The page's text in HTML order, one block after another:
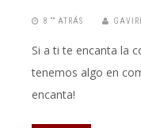
8 “” ATRÁS
Si a ti te encanta la
tenemos algo en
encanta!